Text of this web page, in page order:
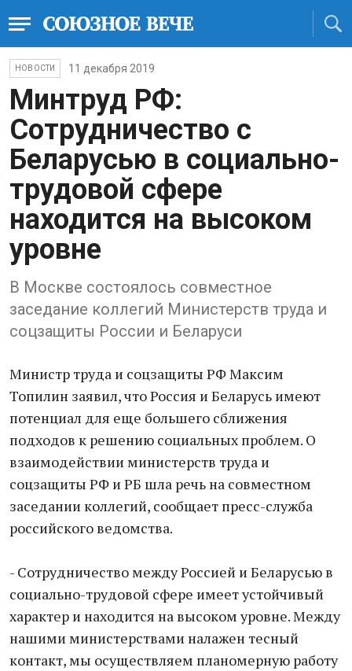
НОВОСТИ 11 декабря 2019
Минтруд РФ:
Сотрудничество с
Беларусью в социально-
трудовой сфере
находится на высоком
уровне
В Москве состоялось совместное
заседание коллегий Министерств труда и
соцзащиты России и Беларуси
Министр труда и соцзащиты РФ Максим
Топилин заявил, что Россия и Беларусь имеют
потенциал для еще большего сближения
подходов к решению социальных проблем. О
взаимодействии министерств труда и
соцзащиты РФ и РБ шла речь на совместном
заседании коллегий, сообщает пресс-служба
российского ведомства.
- Сотрудничество между Россией и Беларусью в
социально-трудовой сфере имеет устойчивый
характер и находится на высоком уровне. Между
нашими министерствами налажен тесный
контакт, мы осуществляем планомерную работу